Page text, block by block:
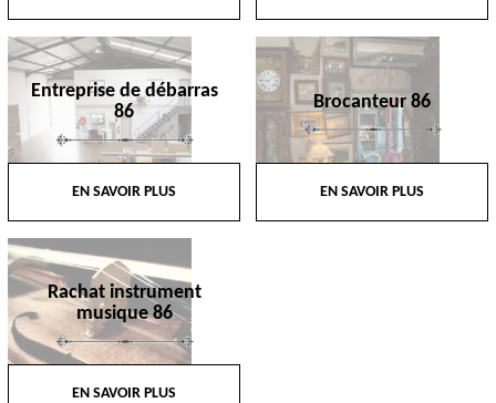
Entreprise de débarras
86
EN SAVOIR PLUS
Brocanteur 86
EN SAVOIR PLUS
Rachat instrument
musique 86
EN SAVOIR PLUS